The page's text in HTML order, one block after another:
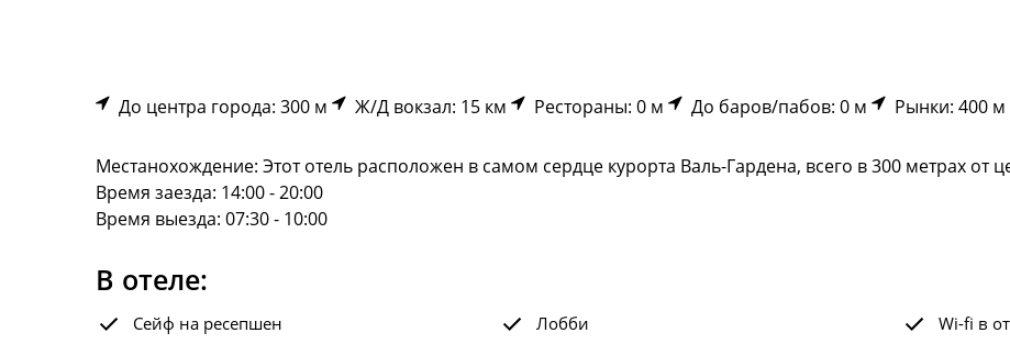
До центра города: 300 м Ж/Д вокзал: 15 км Рестораны: 0 м До баров/пабов: 0 м Рынки: 400 м
Местанохождение: Этот отель расположен в самом сердце курорта Валь-Гардена, всего в 300 метрах от
Время заезда: 14:00 - 20:00
Время выезда: 07:30 - 10:00
В отеле:
Сейф на ресепшен Лобби
Wi-fi в